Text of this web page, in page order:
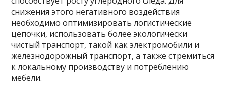
снижения этого негативного воздействия
необходимо оптимизировать логистические
цепочки, использовать более экологически
чистый транспорт, такой как электромобили и
железнодорожный транспорт, а также стремиться
к локальному производству и потреблению
мебели.